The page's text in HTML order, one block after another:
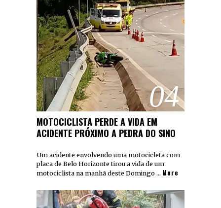
04
MOTOCICLISTA PERDE A VIDA EM
ACIDENTE PRÓXIMO A PEDRA DO SINO
Um acidente envolvendo uma motocicleta com
placa de Belo Horizonte tirou a vida de um
motociclista na manhã deste Domingo … More